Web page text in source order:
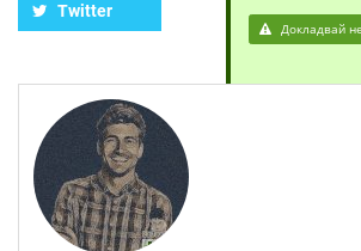
Twitter
Докладвай